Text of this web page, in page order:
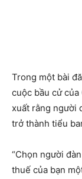
Trong một bài
cuộc bầu cử
xuất rằng người
trở thành tiểu
“Chọn người
thuế của bạn